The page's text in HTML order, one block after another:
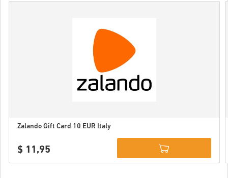
Zalando Gift Card 10 EUR Italy
$ 11,95